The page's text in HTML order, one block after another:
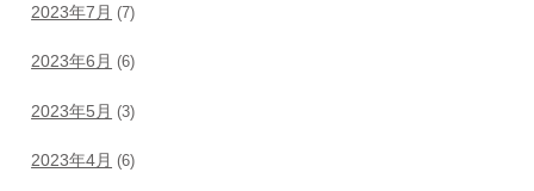
2023年7月 (7)
2023年6月 (6)
2023年5月 (3)
2023年4月 (6)